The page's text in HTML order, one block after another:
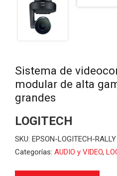
Sistema de
modular de alta
grandes
LOGITECH
SKU: EPSON-LOGITECH-
Categorías: AUDIO y VIDEO,